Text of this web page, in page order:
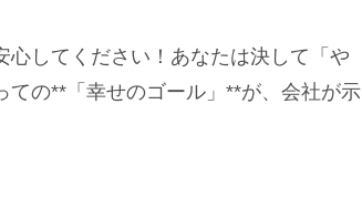
心してください！あなたは決して「や
の**「幸せのゴール」**が、会社が示